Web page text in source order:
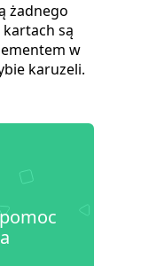
żadnego
są
w
karuzeli.